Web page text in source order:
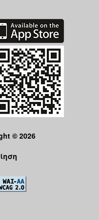
© 2026